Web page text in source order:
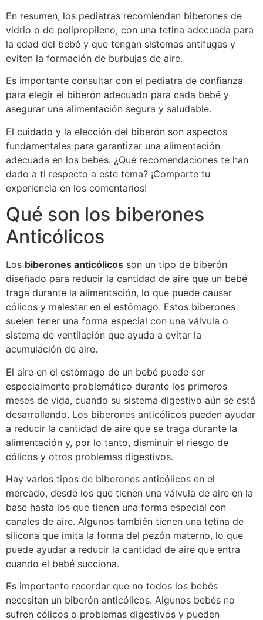
En resumen, los pediatras recomiendan biberones de
vidrio o de polipropileno, con una tetina adecuada para
la edad del bebé y que tengan sistemas antifugas y
eviten la formación de burbujas de aire.
Es importante consultar con el pediatra de confianza
para elegir el biberón adecuado para cada bebé y
asegurar una alimentación segura y saludable.
El cuidado y la elección del biberón son aspectos
fundamentales para garantizar una alimentación
adecuada en los bebés. ¿Qué recomendaciones te han
dado a ti respecto a este tema? ¡Comparte tu
experiencia en los comentarios!
Qué son los biberones
Anticólicos
Los biberones anticólicos son un tipo de biberón
diseñado para reducir la cantidad de aire que un bebé
traga durante la alimentación, lo que puede causar
cólicos y malestar en el estómago. Estos biberones
suelen tener una forma especial con una válvula o
sistema de ventilación que ayuda a evitar la
acumulación de aire.
El aire en el estómago de un bebé puede ser
especialmente problemático durante los primeros
meses de vida, cuando su sistema digestivo aún se está
desarrollando. Los biberones anticólicos pueden ayudar
a reducir la cantidad de aire que se traga durante la
alimentación y, por lo tanto, disminuir el riesgo de
cólicos y otros problemas digestivos.
Hay varios tipos de biberones anticólicos en el
mercado, desde los que tienen una válvula de aire en la
base hasta los que tienen una forma especial con
canales de aire. Algunos también tienen una tetina de
silicona que imita la forma del pezón materno, lo que
puede ayudar a reducir la cantidad de aire que entra
cuando el bebé succiona.
Es importante recordar que no todos los bebés
necesitan un biberón anticólicos. Algunos bebés no
sufren cólicos o problemas digestivos y pueden